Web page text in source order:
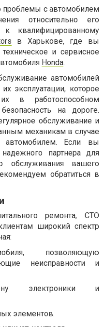
проблемы с автомобилем
относительно его
к квалифицированному
в Харькове, где вы
и сервисное
Honda.
автомобилей
эксплуатации, которое
в работоспособном
на дороге.
обслуживание и
механикам в случае
автомобилем. Если вы
партнера для
обслуживания вашего
обратиться в
ремонта, СТО
широкий спектр
позволяющую
неисправности и
электроники и
элементов.